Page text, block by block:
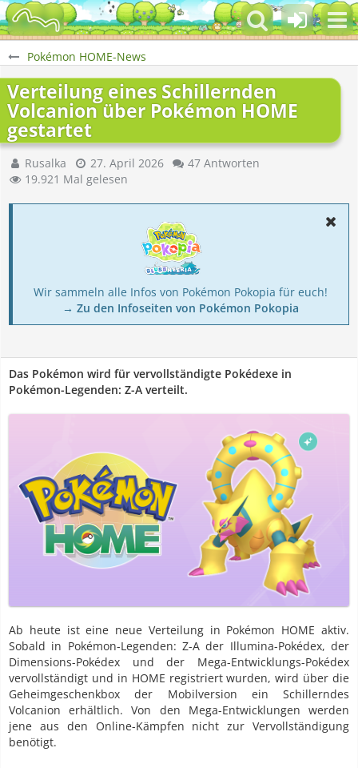
Pokémon HOME-News
Verteilung eines Schillernden
Volcanion über Pokémon HOME
gestartet
Rusalka 27. April 2026
47 Antworten
19.921 Mal gelesen
Wir sammeln alle Infos von Pokémon Pokopia für euch!
→ Zu den Infoseiten von Pokémon Pokopia
Das Pokémon wird für vervollständigte Pokédexe in
Pokémon-Legenden: Z-A verteilt.
Ab heute ist eine neue Verteilung in Pokémon HOME aktiv.
Sobald in Pokémon-Legenden: Z-A der Illumina-Pokédex, der
Dimensions-Pokédex und der Mega-Entwicklungs-Pokédex
vervollständigt und in HOME registriert wurden, wird über die
Geheimgeschenkbox der Mobilversion ein Schillerndes
Volcanion erhältlich. Von den Mega-Entwicklungen werden
jene aus den Online-Kämpfen nicht zur Vervollständigung
benötigt.